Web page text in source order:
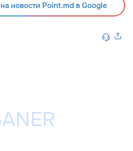
новости Point.md в Google